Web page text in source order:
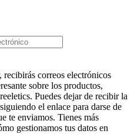
correos electrónicos
sobre los productos,
Puedes dejar de recibir la
el enlace para darse de
te enviamos. Tienes más
gestionamos tus datos en